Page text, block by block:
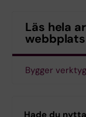
Läs hela
webbplats
Bygger